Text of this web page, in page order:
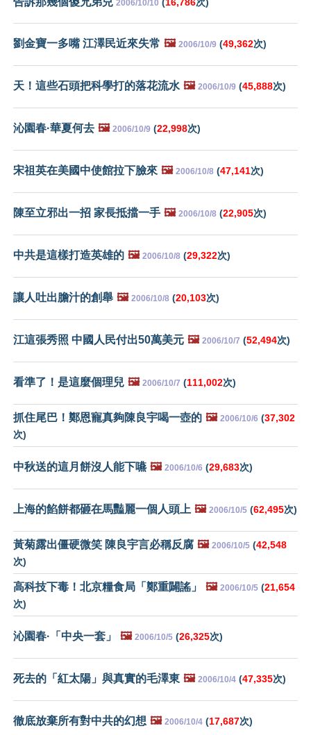
2006/10/10
劉金寶一多嘴 江澤民近來失常 🖼️ 2006/10/9 (49,362次)
天！這些石頭把科學打的落花流水 🖼️ 2006/10/9 (45,888次)
沁園春·華夏何去 🖼️ 2006/10/9 (22,998次)
宋祖英在美國中使館拉下臉來 🖼️ 2006/10/8 (47,141次)
陳至立邪出一招 家長抵擋一手 🖼️ 2006/10/8 (22,905次)
中共是這樣打造英雄的 🖼️ 2006/10/8 (29,322次)
讓人吐出膽汁的創舉 🖼️ 2006/10/8 (20,103次)
江這張秀照 中國人民付出50萬美元 🖼️ 2006/10/7 (52,494次)
看準了！是這麼個理兒 🖼️ 2006/10/7 (111,002次)
抓住尾巴！鄭恩寵真夠陳良宇喝一壺的 🖼️ 2006/10/6 (37,302
次)
中秋送的這月餅沒人能下嚥 🖼️ 2006/10/6 (29,683次)
上海的餡餅都砸在馬豔麗一個人頭上 🖼️ 2006/10/5 (62,495次)
黃菊露出僵硬微笑 陳良宇言必稱反腐 🖼️ 2006/10/5 (42,548
次)
高科技下毒！北京糧食局「鄭重闢謠」 🖼️ 2006/10/5 (21,654
次)
沁園春·「中央一套」 🖼️ 2006/10/5 (26,325次)
死去的「紅太陽」與真實的毛澤東 🖼️ 2006/10/4 (47,335次)
徹底放棄所有對中共的幻想 🖼️ 2006/10/4 (17,687次)